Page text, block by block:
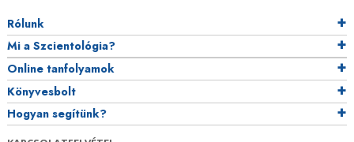
Rólunk
Mi a Szcientológia?
Online tanfolyamok
Könyvesbolt
Hogyan segítünk?